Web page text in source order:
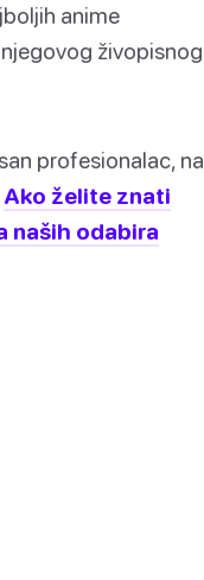
anime
živopisnog
profesionalac, na
Ako želite znati
naših odabira